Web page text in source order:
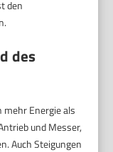
den
des
Energie als
und Messer,
Auch Steigungen